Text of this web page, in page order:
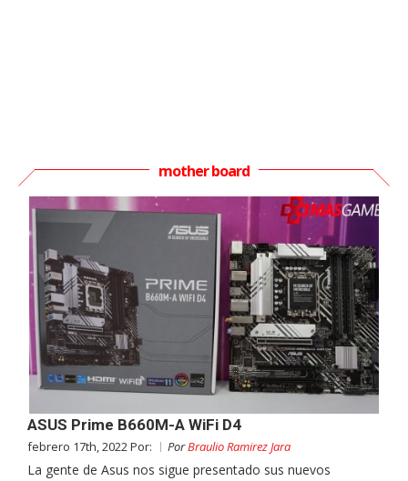
mother board
ASUS Prime B660M-A WiFi D4
febrero 17th, 2022 Por: PorBraulio Ramirez Jara
La gente de Asus nos sigue presentado sus nuevos